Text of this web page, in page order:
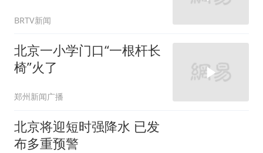
BRTV新闻
北京一小学门口“一根杆长
椅”火了
郑州新闻广播
北京将迎短时强降水 已发
布多重预警